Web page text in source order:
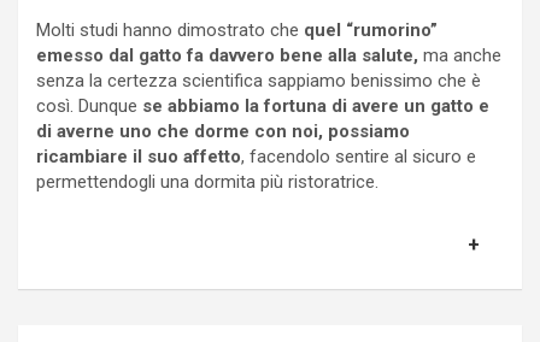
Molti studi hanno dimostrato che quel “rumorino”
emesso dal gatto fa davvero bene alla salute, ma anche
senza la certezza scientifica sappiamo benissimo che è
così. Dunque se abbiamo la fortuna di avere un gatto e
di averne uno che dorme con noi, possiamo
ricambiare il suo affetto, facendolo sentire al sicuro e
permettendogli una dormita più ristoratrice.